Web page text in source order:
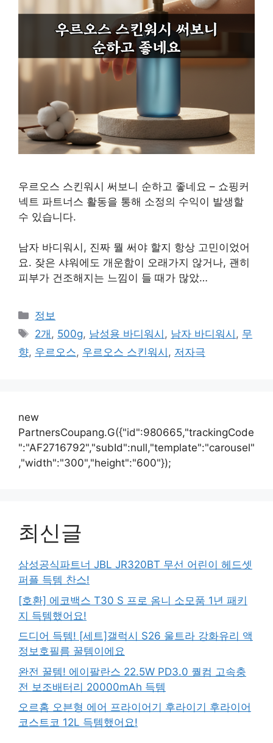
우르오스 스킨워시 써보니 순하고 좋네요 – 쇼핑커
넥트 파트너스 활동을 통해 소정의 수익이 발생할
수 있습니다.
남자 바디워시, 진짜 뭘 써야 할지 항상 고민이었어
요. 잦은 샤워에도 개운함이 오래가지 않거나, 괜히
피부가 건조해지는 느낌이 들 때가 많았…
카
테
리
정보
태
그
2개 , 500g, 남성용 바디워시 , 남자 바디워시 , 무
향, 우르오스, 우르오스 스킨워시 , 저자극
new
PartnersCoupang.G({"id":980665,"trackingCode
":"AF2716792","subId":null,"template":"carousel"
,"width":"300","height":"600"});
최신글
삼성공식파트너 JBL JR320BT 무선 어린이 헤드셋
퍼플 득템 찬스!
[호환] 에코백스 T30 S 프로 옴니 소모품 1년 패키
지 득템했어요!
드디어 득템! [세트]갤럭시 S26 울트라 강화유리 액
정보호필름 꿀템이에요
완전 꿀템! 에이팔란스 22.5W PD3.0 퀄컴 고속충
전 보조배터리 20000mAh 득템
오르홈 오븐형 에어 프라이어기 후라이기 후라이어
코스트코 12L 득템했어요!